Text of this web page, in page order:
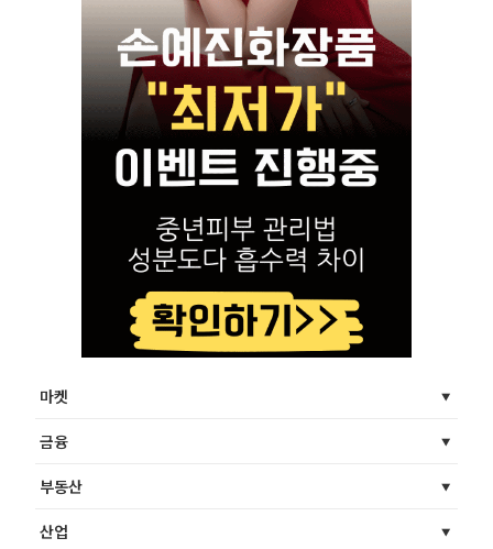
마켓
금융
부동산
산업